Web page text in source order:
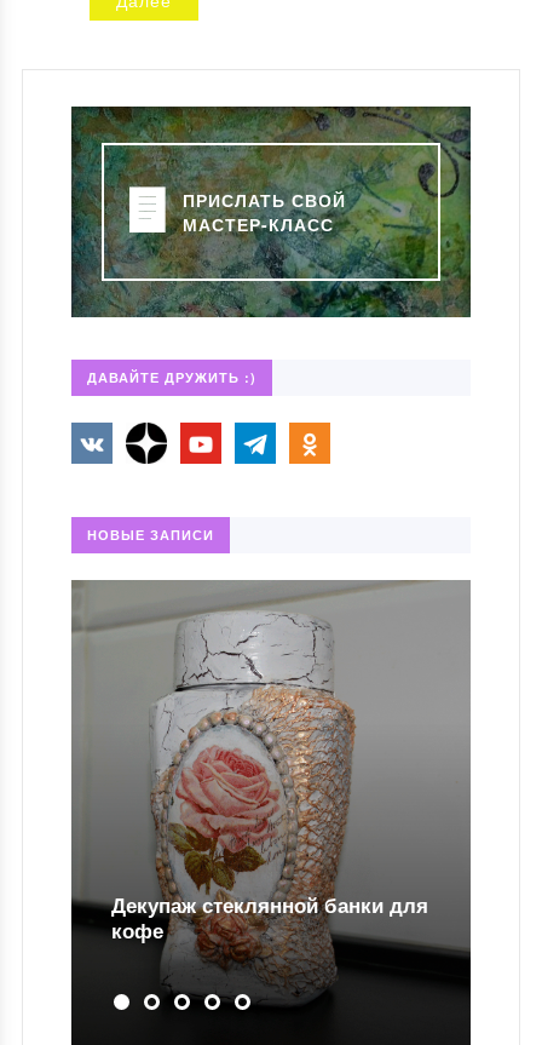
ПРИСЛАТЬ СВОЙ
МАСТЕР-КЛАСС
ДАВАЙТЕ ДРУЖИТЬ :)
НОВЫЕ ЗАПИСИ
Декупаж стеклянной банки для